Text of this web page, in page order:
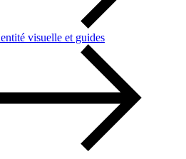
visuelle et guides